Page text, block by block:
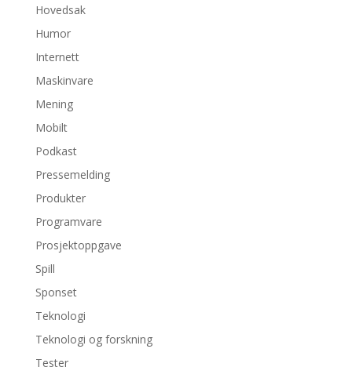
Hovedsak
Humor
Internett
Maskinvare
Mening
Mobilt
Podkast
Pressemelding
Produkter
Programvare
Prosjektoppgave
Spill
Sponset
Teknologi
Teknologi og forskning
Tester